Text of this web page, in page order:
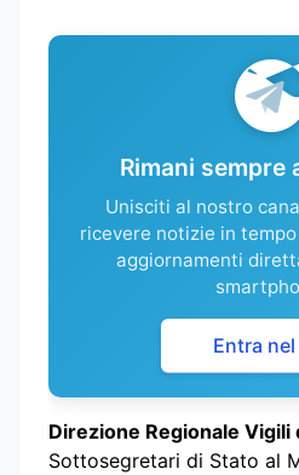
Rimani sempre
Unisciti al nostro
ricevere notizie in
aggiornamenti
Entra
Direzione Regionale Vigili
Sottosegretari di Stato al